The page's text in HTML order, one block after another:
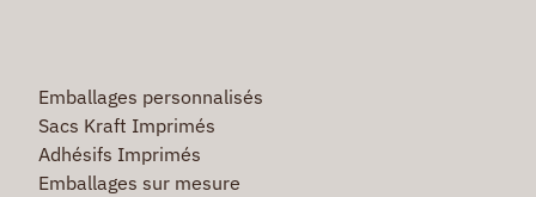
Emballages personnalisés
Sacs Kraft Imprimés
Adhésifs Imprimés
Emballages sur mesure